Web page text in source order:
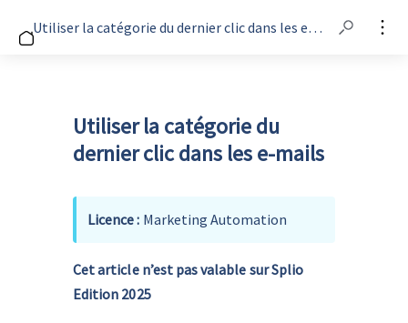
Utiliser la catégorie du dernier clic dans les e-mails
Utiliser la catégorie du
dernier clic dans les e-mails
Licence : Marketing Automation
Cet article n’est pas valable sur Splio
Edition 2025